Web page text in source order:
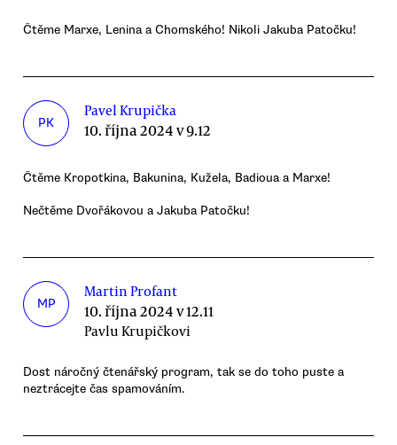
Čtěme Marxe, Lenina a Chomského! Nikoli Jakuba Patočku!
PK
Pavel Krupička
10. října 2024 v 9.12
Čtěme Kropotkina, Bakunina, Kužela, Badioua a Marxe!
Nečtěme Dvořákovou a Jakuba Patočku!
MP
Martin Profant
10. října 2024 v 12.11
Pavlu Krupičkovi
Dost náročný čtenářský program, tak se do toho puste a
neztrácejte čas spamováním.